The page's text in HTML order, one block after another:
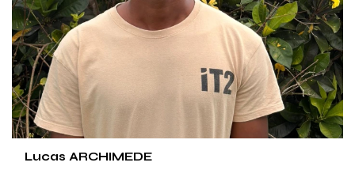
Lucas ARCHIMEDE